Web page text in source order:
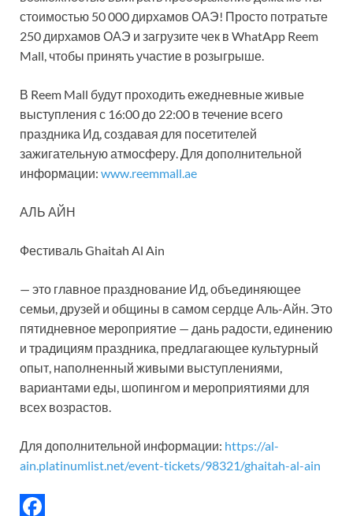
стоимостью 50 000 дирхамов ОАЭ! Просто потратьте
250 дирхамов ОАЭ и загрузите чек в WhatApp Reem
Mall, чтобы принять участие в розыгрыше.
В Reem Mall будут проходить ежедневные живые
выступления с 16:00 до 22:00 в течение всего
праздника Ид, создавая для посетителей
зажигательную атмосферу. Для дополнительной
информации: www.reemmall.ae
АЛЬ АЙН
Фестиваль Ghaitah Al Ain
— это главное празднование Ид, объединяющее
семьи, друзей и общины в самом сердце Аль-Айн. Это
пятидневное мероприятие — дань радости, единению
и традициям праздника, предлагающее культурный
опыт, наполненный живыми выступлениями,
вариантами еды, шопингом и мероприятиями для
всех возрастов.
Для дополнительной информации: https://al-
ain.platinumlist.net/event-tickets/98321/ghaitah-al-ain